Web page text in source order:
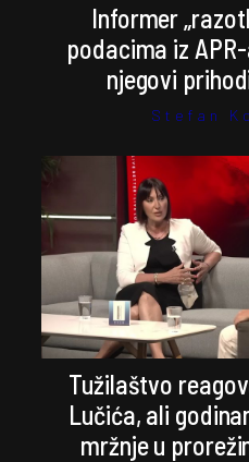
Informer
podacima iz
njegovi
Stefan
Tužilaštvo
Lučića, ali
mržnje u